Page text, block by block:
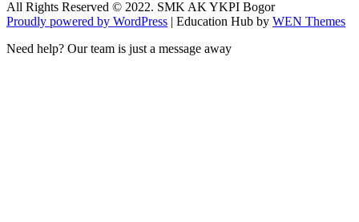
All Rights Reserved © 2022. SMK AK YKPI Bogor
Proudly powered by WordPress | Education Hub by WEN Themes
Need help? Our team is just a message away